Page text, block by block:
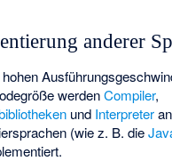
anderer
werdenCompiler,
und Interpreter
(wie z. B. die